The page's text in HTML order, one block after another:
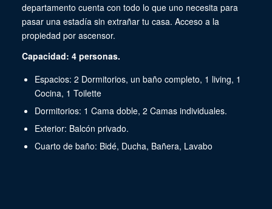
departamento cuenta con todo lo que uno necesita para
pasar una estadía sin extrañar tu casa. Acceso a la
propiedad por ascensor.
Capacidad: 4 personas.
Espacios: 2 Dormitorios, un baño completo, 1 living, 1
Cocina, 1 Toilette
Dormitorios: 1 Cama doble, 2 Camas individuales.
Exterior: Balcón privado.
Cuarto de baño: Bidé, Ducha, Bañera, Lavabo